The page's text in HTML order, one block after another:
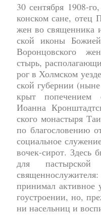
30 сентября 1908-
кон­ском сане, отец
жен во свя­щен­ни­ка
ской ико­ны
Во­рон­цов­ско­го
стырь,
рог в Холм­ском
ской гу­бер­нии
крыт по­пе­че­ни­ем
Иоан­на
ско­го мо­на­сты­ря
по благословению
со­ци­аль­ное
во­чек-си­рот. Здесь
для пас­тыр­ской
принимал активное
го­устро­е­нии, но,
ни на­сель­ниц и